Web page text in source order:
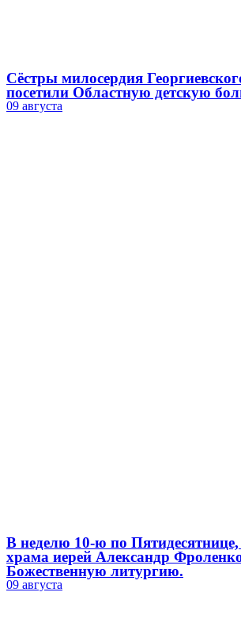
Сёстры милосердия
посетили Областную детскую
09 августа
В неделю 10-ю по Пятидесятнице,
храма иерей Александр
Божественную литургию.
09 августа